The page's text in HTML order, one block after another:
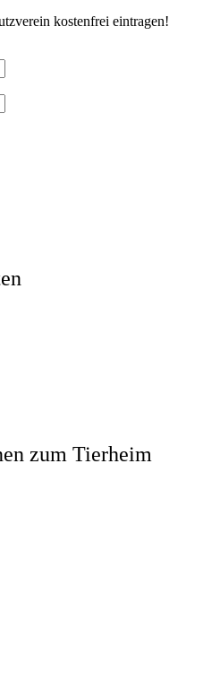
kostenfrei eintragen!
zum Tierheim